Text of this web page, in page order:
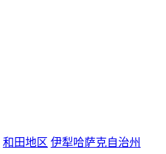
和田地区 伊犁哈萨克自治州